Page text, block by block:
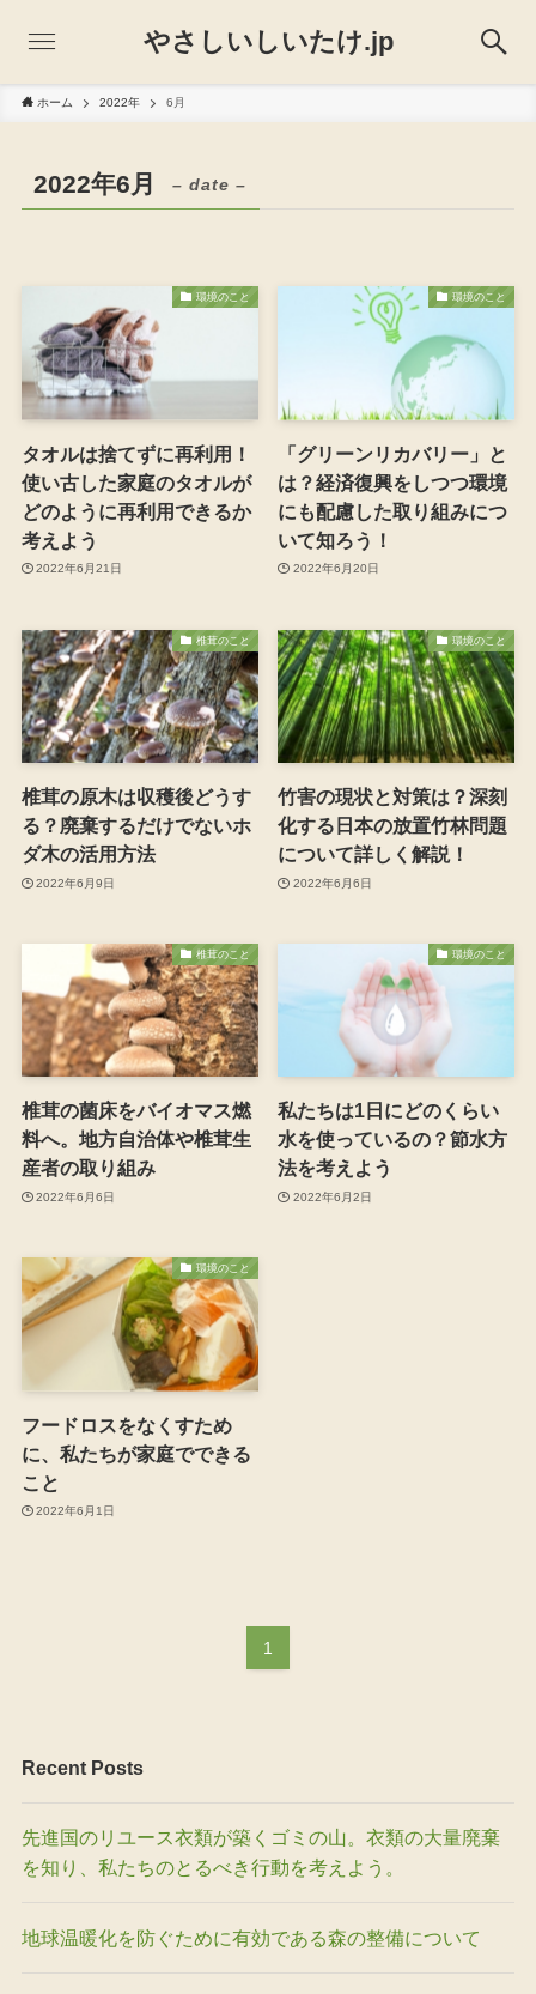
やさしいしいたけ.jp
ホーム 2022年 6月
2022年6月 – date –
環境のこと
タオルは捨てずに再利用！
使い古した家庭のタオルが
どのように再利用できるか
考えよう
2022年6月21日
環境のこと
「グリーンリカバリー」と
は？経済復興をしつつ環境
にも配慮した取り組みにつ
いて知ろう！
2022年6月20日
椎茸のこと
椎茸の原木は収穫後どうす
る？廃棄するだけでないホ
ダ木の活用方法
2022年6月9日
環境のこと
竹害の現状と対策は？深刻
化する日本の放置竹林問題
について詳しく解説！
2022年6月6日
椎茸のこと
椎茸の菌床をバイオマス燃
料へ。地方自治体や椎茸生
産者の取り組み
2022年6月6日
環境のこと
私たちは1日にどのくらい
水を使っているの？節水方
法を考えよう
2022年6月2日
環境のこと
フードロスをなくすため
に、私たちが家庭でできる
こと
2022年6月1日
1
Recent Posts
先進国のリユース衣類が築くゴミの山。衣類の大量廃棄
を知り、私たちのとるべき行動を考えよう。
地球温暖化を防ぐために有効である森の整備について